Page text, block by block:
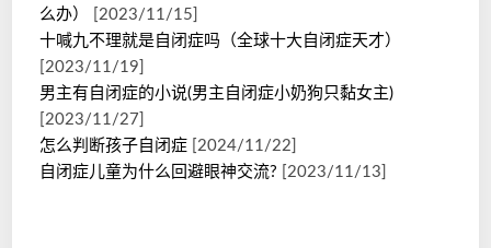
么办）
[2023/11/15]
十喊九不理就是自闭症吗（全球十大自闭症天才）
[2023/11/19]
男主有自闭症的小说(男主自闭症小奶狗只黏女主)
[2023/11/27]
怎么判断孩子自闭症 [2024/11/22]
自闭症儿童为什么回避眼神交流? [2023/11/13]